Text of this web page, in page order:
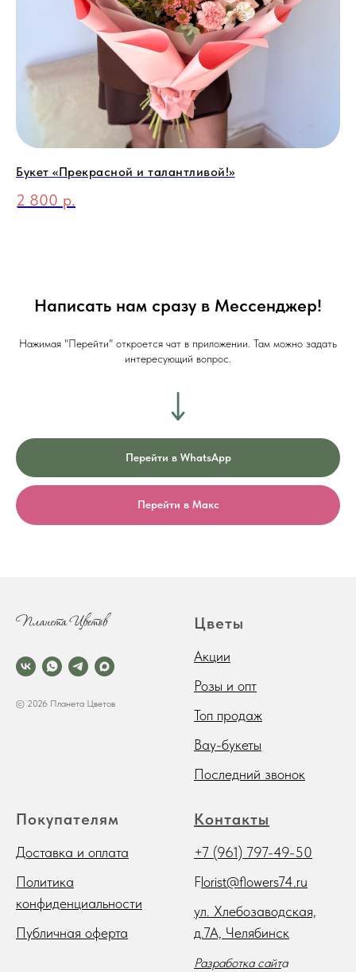
Букет «Прекрасной и талантливой!»
2 800 р.
Написать нам сразу в Мессенджер!
Нажимая "Перейти" откроется чат в приложении. Там можно задать
интересующий вопрос.
Перейти в WhatsApp
Перейти в Макс
© 2026 Планета Цветов
Цветы
Акции
Розы и опт
Топ продаж
Вау-букеты
Последний звонок
Покупателям
Доставка и оплата
Политика
конфиденциальности
Публичная оферта
Контакты
+7 (961) 797-49-50
Florist@flowers74.ru
ул. Хлебозаводская,
д.7А, Челябинск
Разработка сайта